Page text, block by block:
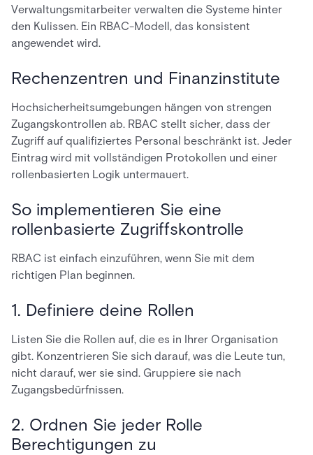
Verwaltungsmitarbeiter verwalten die Systeme hinter
den Kulissen. Ein RBAC-Modell, das konsistent
angewendet wird.
Rechenzentren und Finanzinstitute
Hochsicherheitsumgebungen hängen von strengen
Zugangskontrollen ab. RBAC stellt sicher, dass der
Zugriff auf qualifiziertes Personal beschränkt ist. Jeder
Eintrag wird mit vollständigen Protokollen und einer
rollenbasierten Logik untermauert.
So implementieren Sie eine
rollenbasierte Zugriffskontrolle
RBAC ist einfach einzuführen, wenn Sie mit dem
richtigen Plan beginnen.
1. Definiere deine Rollen
Listen Sie die Rollen auf, die es in Ihrer Organisation
gibt. Konzentrieren Sie sich darauf, was die Leute tun,
nicht darauf, wer sie sind. Gruppiere sie nach
Zugangsbedürfnissen.
2. Ordnen Sie jeder Rolle
Berechtigungen zu